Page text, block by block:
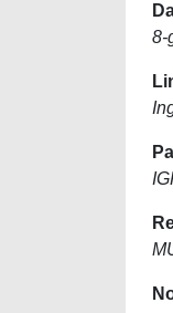
8-